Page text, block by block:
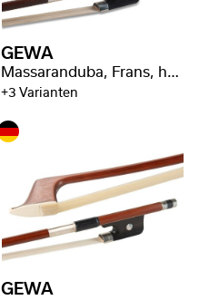
GEWA
Massaranduba, Frans, hoekige stang
+3 Varianten
GEWA